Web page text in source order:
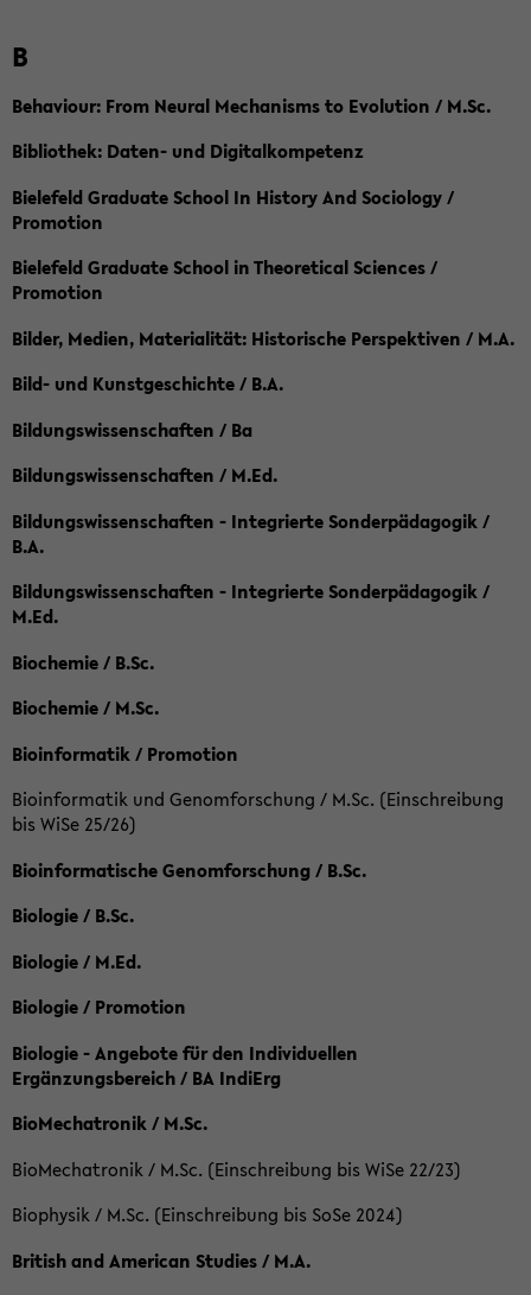
B
Behaviour: From Neural Mechanisms to Evolution / M.Sc.
Bibliothek: Daten- und Digitalkompetenz
Bielefeld Graduate School In History And Sociology /
Promotion
Bielefeld Graduate School in Theoretical Sciences /
Promotion
Bilder, Medien, Materialität: Historische Perspektiven / M.A.
Bild- und Kunstgeschichte / B.A.
Bildungswissenschaften / Ba
Bildungswissenschaften / M.Ed.
Bildungswissenschaften - Integrierte Sonderpädagogik /
B.A.
Bildungswissenschaften - Integrierte Sonderpädagogik /
M.Ed.
Biochemie / B.Sc.
Biochemie / M.Sc.
Bioinformatik / Promotion
Bioinformatik und Genomforschung / M.Sc. (Einschreibung
bis WiSe 25/26)
Bioinformatische Genomforschung / B.Sc.
Biologie / B.Sc.
Biologie / M.Ed.
Biologie / Promotion
Biologie - Angebote für den Individuellen
Ergänzungsbereich / BA IndiErg
BioMechatronik / M.Sc.
BioMechatronik / M.Sc. (Einschreibung bis WiSe 22/23)
Biophysik / M.Sc. (Einschreibung bis SoSe 2024)
British and American Studies / M.A.